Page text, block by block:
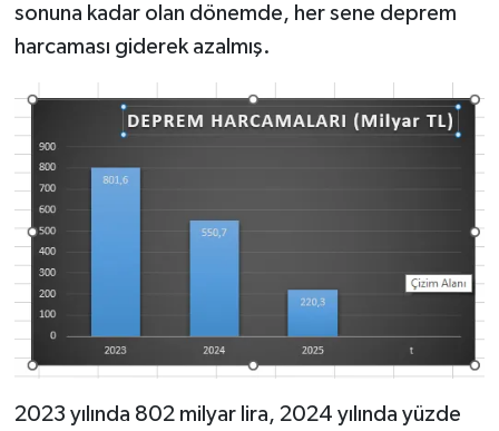
sonuna kadar olan dönemde, her sene deprem
harcaması giderek azalmış.
2023 yılında 802 milyar lira, 2024 yılında yüzde